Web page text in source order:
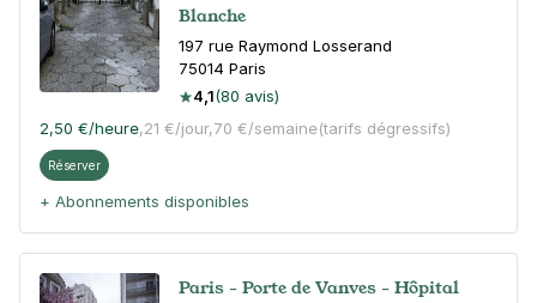
Blanche
197 rue Raymond Losserand
75014 Paris
4,1(80 avis)
2,50 €/heure,21 €/jour,70 €/semaine(tarifs dégressifs)
Réserver
+ Abonnements disponibles
Paris - Porte de Vanves - Hôpital